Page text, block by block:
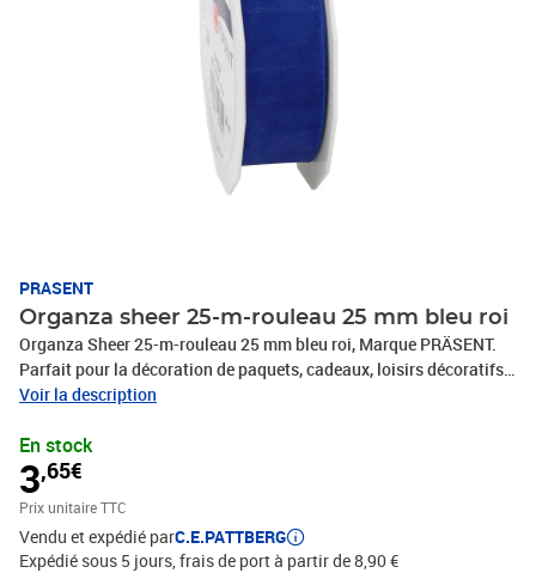
PRASENT
Organza sheer 25-m-rouleau 25 mm bleu roi
Organza Sheer 25-m-rouleau 25 mm bleu roi, Marque PRÄSENT.
Parfait pour la décoration de paquets, cadeaux, loisirs décoratifs
et tous vos projets DIY. Nos produits sont fabriqués en Allemagne
occasions : que ce soit pour un anniversaire, un baptême, une
communion, Noël, le Nouvel An ou même pour Pâques – ce
fabuleux accessoire rend rapidement les emballages cadeaux
beaux et attrayants.
Voir la description
En stock
3,65€
Prix unitaire TTC
Vendu et expédié parC.E.PATTBERG
Expédié sous 5 jours, frais de port à partir de 8,90 €